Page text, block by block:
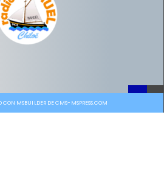
CON MSBUILDER DE CMS-MSPRESS.COM